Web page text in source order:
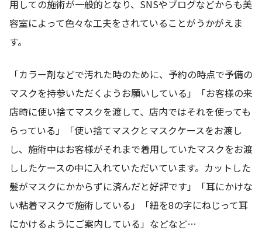
用しての施術が一般的となり、SNSやブログなどからも美
容室によって色々な工夫をされていることがうかがえま
す。
「カラー剤などで汚れた時のために、予約の時点で予備の
マスクを持参いただくようお願いしている」「お客様の来
店時に使い捨てマスクを渡して、店内ではそれを使っても
らっている」「使い捨てマスクとマスクケースをお渡し
し、施術中はお客様がそれまで着用していたマスクをお渡
ししたケースの中に入れていただいています。カットした
髪がマスクにかからずに済んだと好評です」「耳にかけな
い粘着マスクで施術している」「紐を8の字にねじって耳
にかけるようにご案内している」などなど…